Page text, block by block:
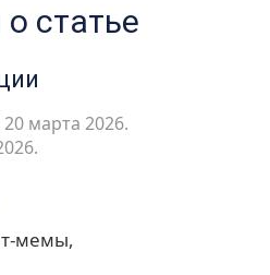
статье
марта 2026.
мемы